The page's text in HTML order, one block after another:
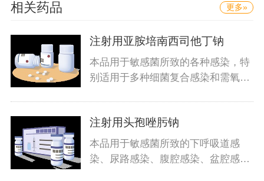
相关药品 更多»
注射用亚胺培南西司他丁钠
本品用于敏感菌所致的各种感染，特
别适用于多种细菌复合感染和需氧菌
注射用头孢唑肟钠
本品用于敏感菌所致的下呼吸道感
染、尿路感染、腹腔感染、盆腔感